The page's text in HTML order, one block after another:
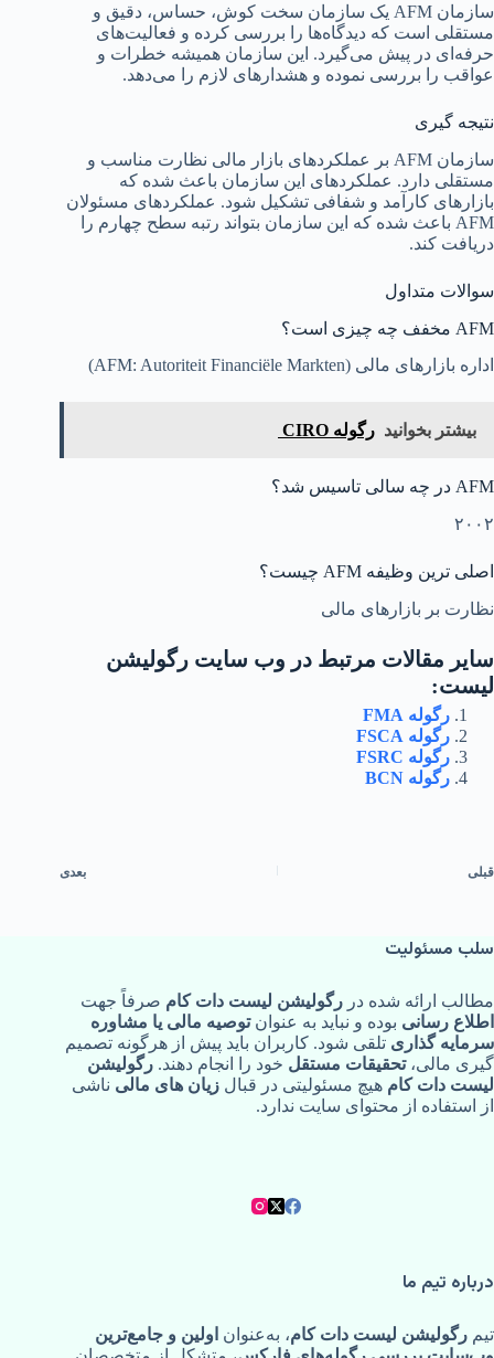
سازمان AFM یک سازمان سخت کوش، حساس، دقیق و
مستقلی است که دیدگاه‌ها را بررسی کرده و فعالیت‌های
حرفه‌ای در پیش می‌گیرد. این سازمان همیشه خطرات و
عواقب را بررسی نموده و هشدارهای لازم را می‌دهد.
نتیجه گیری
سازمان AFM بر عملکردهای بازار مالی نظارت مناسب و
مستقلی دارد. عملکردهای این سازمان باعث شده که
بازارهای کارآمد و شفافی تشکیل شود. عملکردهای مسئولان
AFM باعث شده که این سازمان بتواند رتبه سطح چهارم را
دریافت کند.
سوالات متداول
AFM مخفف چه چیزی است؟
اداره بازارهای مالی (AFM: Autoriteit Financiële Markten)
بیشتر بخوانید رگوله CIRO
AFM در چه سالی تاسیس شد؟
۲٠٠۲
اصلی ترین وظیفه AFM چیست؟
نظارت بر بازارهای مالی
سایر مقالات مرتبط در وب سایت رگولیشن
لیست:
رگوله FMA
رگوله FSCA
رگوله FSRC
رگوله BCN
قبلی بعدی
سلب مسئولیت
مطالب ارائه‌ شده در رگولیشن لیست دات کام صرفاً جهت
اطلاع‌ رسانی بوده و نباید به‌ عنوانتوصیه مالی یا مشاوره
سرمایه‌ گذاری تلقی شود. کاربران باید پیش از هرگونه تصمیم‌
گیری مالی،تحقیقات مستقل خود را انجام دهند. رگولیشن
لیست دات کام هیچ مسئولیتی در قبال زیان‌ های مالی ناشی
از استفاده از محتوای سایت ندارد.
درباره تیم ما
تیم رگولیشن لیست دات کام، به‌عنوان اولین و جامع‌ترین